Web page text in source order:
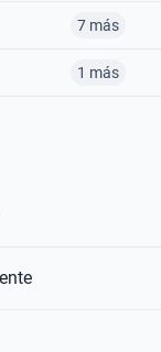
7 más
1 más